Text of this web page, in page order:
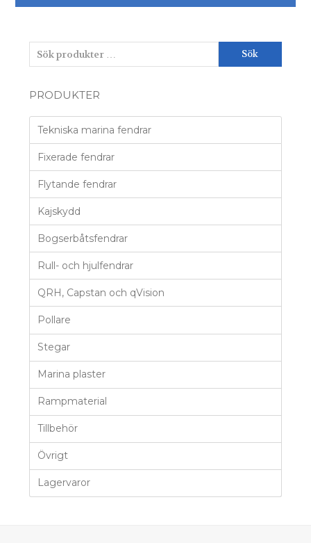
Sök
PRODUKTER
Tekniska marina fendrar
Fixerade fendrar
Flytande fendrar
Kajskydd
Bogserbåtsfendrar
Rull- och hjulfendrar
QRH, Capstan och qVision
Pollare
Stegar
Marina plaster
Rampmaterial
Tillbehör
Övrigt
Lagervaror